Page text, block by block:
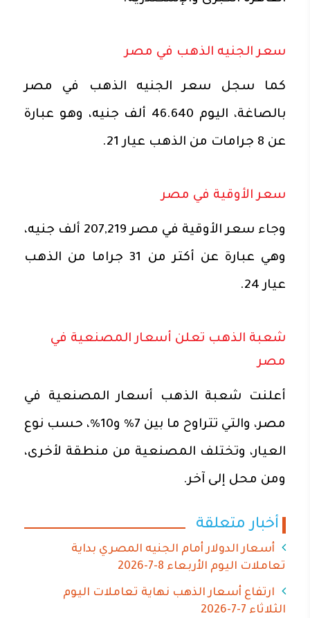
سعر الجنيه الذهب في مصر
كما سجل سعر الجنيه الذهب في مصر
بالصاغة، اليوم 46.640 ألف جنيه، وهو عبارة
عن 8 جرامات من الذهب عيار 21.
سعر الأوقية في مصر
وجاء سعر الأوقية في مصر 207,219 ألف جنيه،
وهي عبارة عن أكتر من 31 جراما من الذهب
عيار 24.
شعبة الذهب تعلن أسعار المصنعية في
مصر
أعلنت شعبة الذهب أسعار المصنعية في
مصر، والتي تتراوح ما بين 7% و10%، حسب نوع
العيار، وتختلف المصنعية من منطقة لأخرى،
ومن محل إلى آخر.
أخبار متعلقة
أسعار الدولار أمام الجنيه المصري بداية
تعاملات اليوم الأربعاء 8-7-2026
ارتفاع أسعار الذهب نهاية تعاملات اليوم
الثلاثاء 7-7-2026